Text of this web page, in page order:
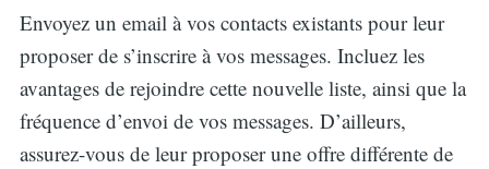
Envoyez un email à vos contacts existants pour leur
proposer de s’inscrire à vos messages. Incluez les
avantages de rejoindre cette nouvelle liste, ainsi que la
fréquence d’envoi de vos messages. D’ailleurs,
assurez-vous de leur proposer une offre différente de